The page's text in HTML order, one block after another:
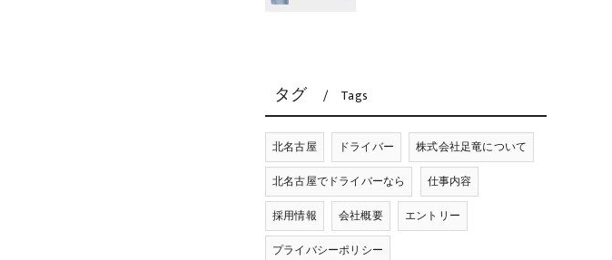
タグ Tags
北名古屋 ドライバー
株式会社足竜について
北名古屋でドライバーなら
仕事内容
採用情報
会社概要
エントリー
プライバシーポリシー